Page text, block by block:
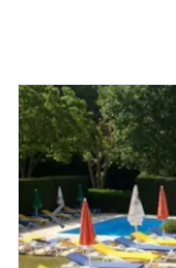
Previous